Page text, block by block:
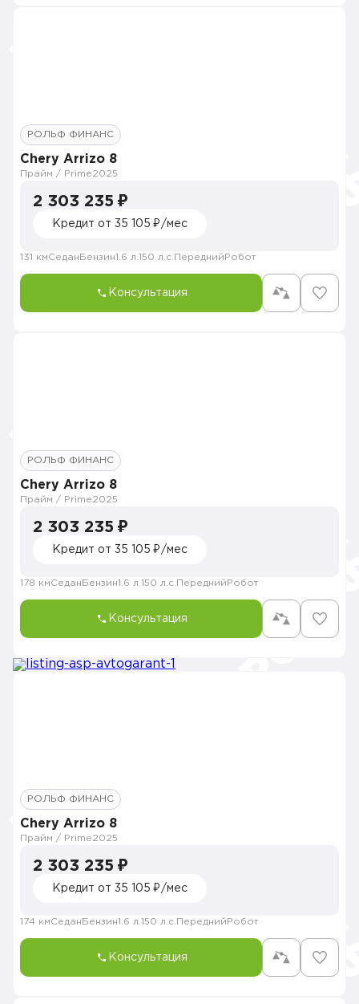
РОЛЬФ ФИНАНС
Chery Arrizo 8
Прайм / Prime2025
2 303 235 ₽
Кредит от 35 105 ₽/мес
131 кмСедан Бензин1.6 л. 150 л.с. Передний Робот
Консультация
РОЛЬФ ФИНАНС
Chery Arrizo 8
Прайм / Prime2025
2 303 235 ₽
Кредит от 35 105 ₽/мес
178 кмСедан Бензин1.6 л. 150 л.с. Передний Робот
Консультация
РОЛЬФ ФИНАНС
Chery Arrizo 8
Прайм / Prime2025
2 303 235 ₽
Кредит от 35 105 ₽/мес
174 кмСедан Бензин1.6 л. 150 л.с. Передний Робот
Консультация